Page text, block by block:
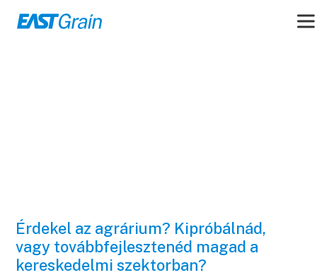
Érdekel az agrárium? Kipróbálnád,
vagy továbbfejlesztenéd magad a
kereskedelmi szektorban?